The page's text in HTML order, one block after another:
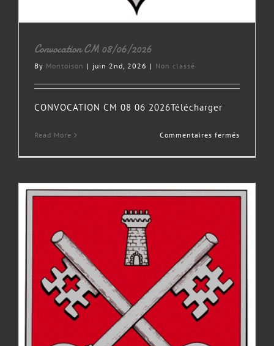
Convocation CM 08/06/2026
By Montoison | juin 2nd, 2026 | Non classé
CONVOCATION CM 08 06 2026Télécharger
Read More Commentaires fermés
CM